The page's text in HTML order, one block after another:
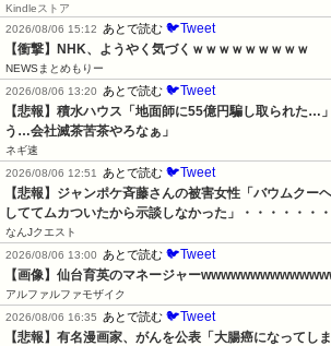
Kindleストア
2026/08/06 15:12
あとで読む 🐦Tweet
【衝撃】NHK、ようやく気づくｗｗｗｗｗｗｗｗｗ
NEWSまとめもりー
2026/08/06 13:20
あとで読む 🐦Tweet
【悲報】積水ハウス「地面師に55億円騙し取られた…
う…会社滅茶苦茶やろなぁ」
ネギ速
2026/08/06 12:51
あとで読む 🐦Tweet
【悲報】ジャンポケ斉藤さんの被害女性「バウムクー
しててムカついたから示談しなかった」・・・・・・・
なんJクエスト
2026/08/06 13:00
あとで読む 🐦Tweet
【画像】仙台育英のマネージャー
アルファルファモザイク
2026/08/06 16:35
あとで読む 🐦Tweet
【悲報】有名漫画家、がんを公表「大腸癌になってし